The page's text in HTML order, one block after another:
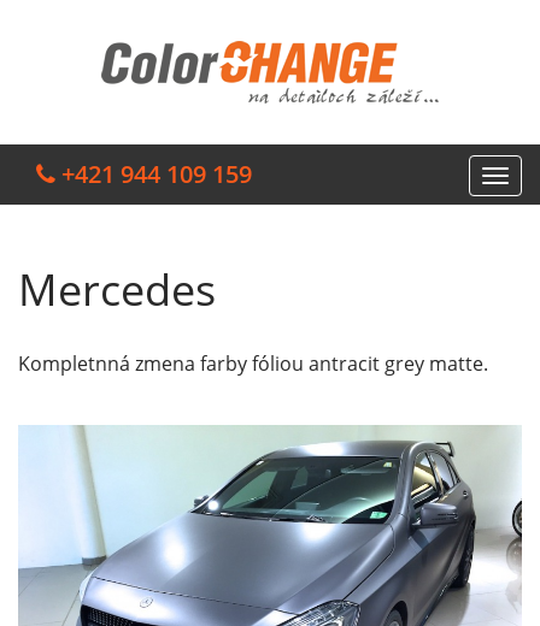
+421 944 109 159
Mercedes
Kompletnná zmena farby fóliou antracit grey matte.